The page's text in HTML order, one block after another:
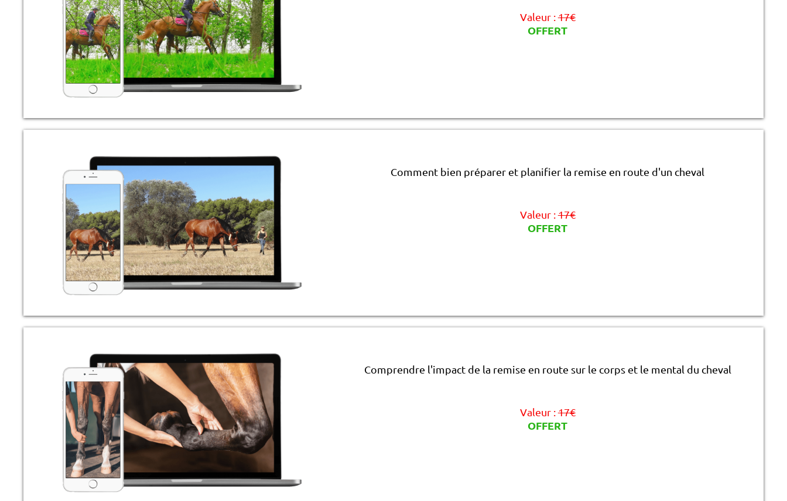
Valeur :17€
OFFERT
Comment bien préparer et planifier la remise en route d'un cheval
Valeur :17€
OFFERT
Comprendre l'impact de la remise en route sur le corps et le mental du cheval
Valeur :17€
OFFERT